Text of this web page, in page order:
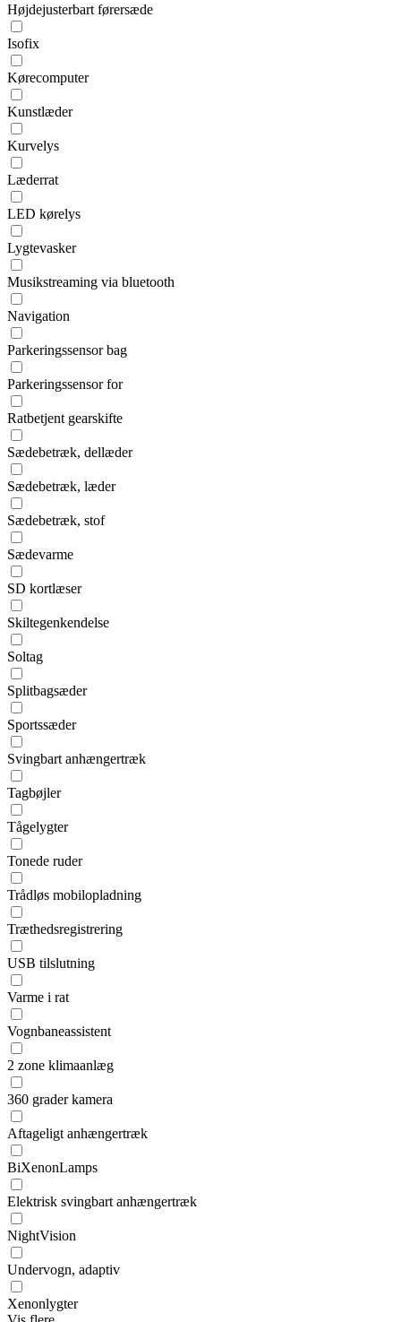
Højdejusterbart førersæde
Isofix
Kørecomputer
Kunstlæder
Kurvelys
Læderrat
LED kørelys
Lygtevasker
Musikstreaming via bluetooth
Navigation
Parkeringssensor bag
Parkeringssensor for
Ratbetjent gearskifte
Sædebetræk, dellæder
Sædebetræk, læder
Sædebetræk, stof
Sædevarme
SD kortlæser
Skiltegenkendelse
Soltag
Splitbagsæder
Sportssæder
Svingbart anhængertræk
Tagbøjler
Tågelygter
Tonede ruder
Trådløs mobilopladning
Træthedsregistrering
USB tilslutning
Varme i rat
Vognbaneassistent
2 zone klimaanlæg
360 grader kamera
Aftageligt anhængertræk
BiXenonLamps
Elektrisk svingbart anhængertræk
NightVision
Undervogn, adaptiv
Xenonlygter